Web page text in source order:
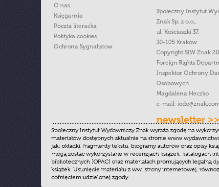
O nas
Księgarnia
Poczta literacka
Polityka cookies
Ochrona Sygnalistow
Społeczny Instytut
Znak Sp. z o.o.,
ul. Kościuszki 37,
30-105 Kraków
Copyright SIW Znak
Foreign Rights
Inspektor Ochrony
Osobowych
Magdalena Heczko
e-mail:
newsletter >>
Społeczny Instytut Wydawniczy Znak wyraża zgodę na
materiałów dostępnych aktualnie na stronie
jak: okładki, fragmenty tekstu, biogramy autorów oraz opisy
mogą zostać wykorzystane w recenzjach książek, katalogach
bibliotecznych (OPAC) oraz materiałach promujących legalną
książek. Usunięcie materiału z ww. strony internetowej,
cofnięciem udzielonej zgody.